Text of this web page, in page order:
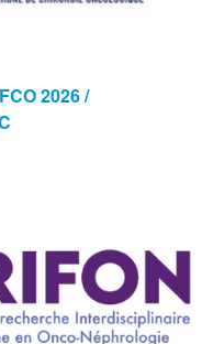
2026 /